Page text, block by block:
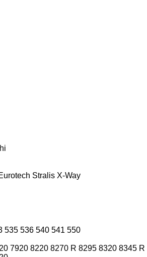
Stralis X-Way
535 536 540 541 550
7920 8220 8270 R 8295 8320 8345 R